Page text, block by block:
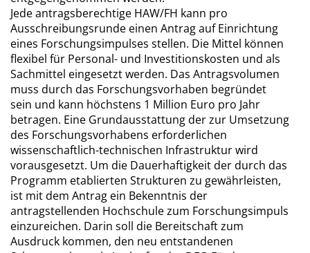
Jede antragsberechtige HAW/FH kann pro
Ausschreibungsrunde einen Antrag auf Einrichtung
eines Forschungsimpulses stellen. Die Mittel können
flexibel für Personal- und Investitionskosten und als
Sachmittel eingesetzt werden. Das Antragsvolumen
muss durch das Forschungsvorhaben begründet
sein und kann höchstens 1 Million Euro pro Jahr
betragen. Eine Grundausstattung der zur Umsetzung
des Forschungsvorhabens erforderlichen
wissenschaftlich-technischen Infrastruktur wird
vorausgesetzt. Um die Dauerhaftigkeit der durch das
Programm etablierten Strukturen zu gewährleisten,
ist mit dem Antrag ein Bekenntnis der
antragstellenden Hochschule zum Forschungsimpuls
einzureichen. Darin soll die Bereitschaft zum
Ausdruck kommen, den neu entstandenen